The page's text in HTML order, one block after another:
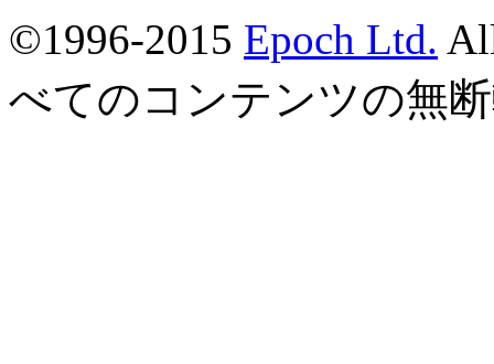
©1996-2015 Epoch Ltd.
べてのコンテンツの無